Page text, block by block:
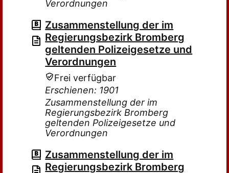
Verordnungen
Zusammenstellung der im
Regierungsbezirk Bromberg
geltenden Polizeigesetze und
Verordnungen
Frei verfügbar
Erschienen: 1901
Zusammenstellung der im
Regierungsbezirk Bromberg
geltenden Polizeigesetze und
Verordnungen
Zusammenstellung der im
Regierungsbezirk Bromberg